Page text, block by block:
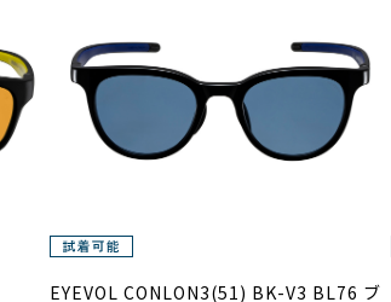
EYEVOL CONLON3(51) BK-V3 BL76 ブ